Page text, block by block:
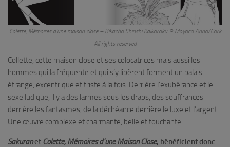
Colette, Mémoires d’une maison close – Bikacho Shinshi Kaikoroku © Moyoco Anno/Cork
All rights reserved
Collette, cette maison close et ses colocatrices mais aussi les
hommes qui la fréquente et qui s’y libèrent forment un balais
étrange, excentrique et triste à la fois. Derrière l’exubérance et le
sexe ludique, il y a des larmes sous les draps, des souffrances
derrière les fantasmes, de la déchéance derrière le luxe et l’argent.
Une œuvre complexe et charmante, belle et touchante.
Sakuranet Colette, Mémoires d’une Maison Close, bénéficient donc